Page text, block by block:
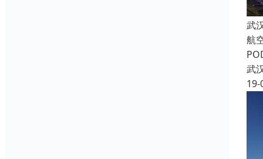
武
航
武
19-